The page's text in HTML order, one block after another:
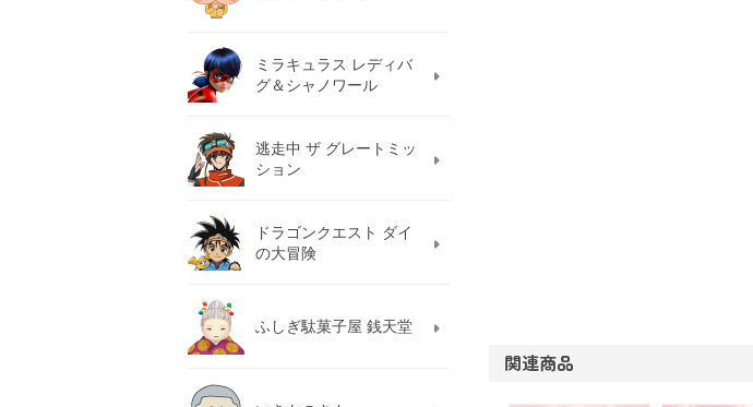
関連商品
ミラキュラス レディバ
グ＆シャノワール
逃走中 ザ グレートミッ
ション
ドラゴンクエスト ダイ
の大冒険
ふしぎ駄菓子屋 銭天堂